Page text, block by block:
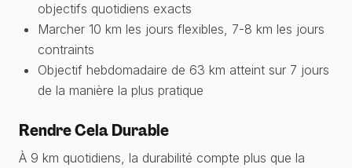
objectifs quotidiens exacts
Marcher 10 km les jours flexibles, 7-8 km les jours
contraints
Objectif hebdomadaire de 63 km atteint sur 7 jours
de la manière la plus pratique
Rendre Cela Durable
À 9 km quotidiens, la durabilité compte plus que la